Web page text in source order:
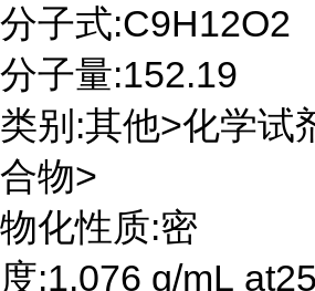
分子式:C9H12O2
分子量:152.19
类别:其他>化学试
合物>
物化性质:密
度:1.076 g/mL